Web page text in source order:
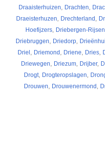
Draaisterhuizen
Drachten
Draeisterhuzen
Drechterland
Hoefijzers, Driebergen-
Driebruggen
Driedorp,
Driel
Driemond Driene Dries,
Driewegen
Driezum, Drijber,
Drogt Drogteropslagen
Drouwen
Drouwenermond